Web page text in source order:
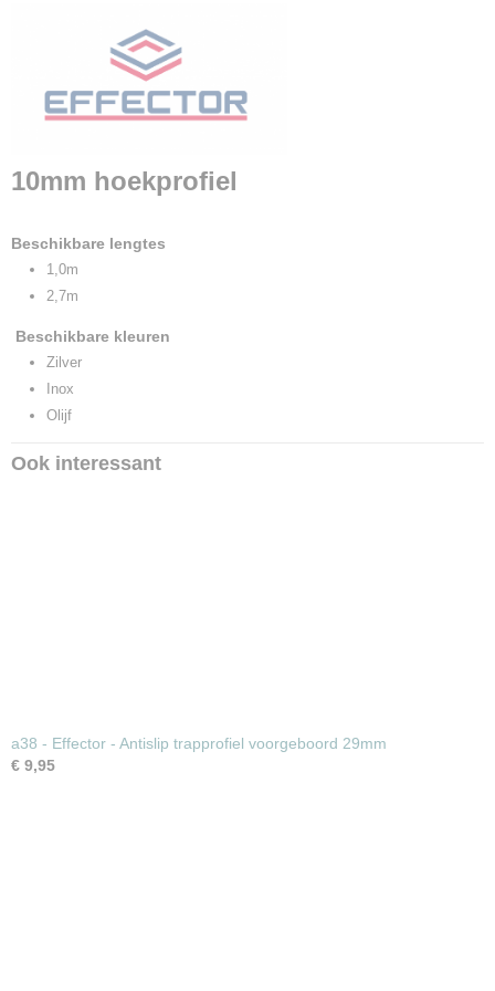
10mm hoekprofiel
Beschikbare lengtes
1,0m
2,7m
Beschikbare kleuren
Zilver
Inox
Olijf
Ook interessant
a38 - Effector - Antislip trapprofiel voorgeboord 29mm
€ 9,95